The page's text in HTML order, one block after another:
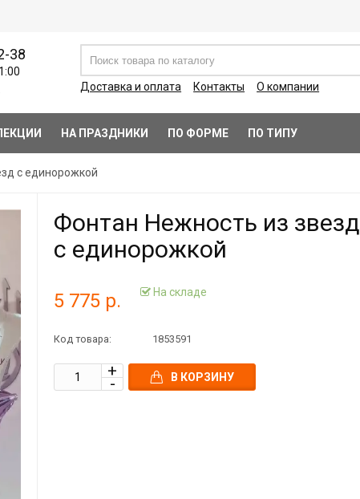
38
Доставка и оплата Контакты О компании
НА ПРАЗДНИКИ ПО ФОРМЕ ПО ТИПУ
с единорожкой
Фонтан Нежность из звезд
с единорожкой
5 775 р. На складе
Код товара: 1853591
В КОРЗИНУ